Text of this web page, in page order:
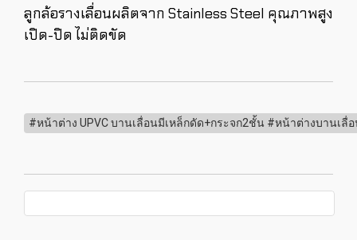
ลูกล้อรางเลื่อนผลิตจาก Stainless Steel คุณภาพสูง
เปิด-ปิด ไม่ติดขัด
#หน้าต่าง UPVC บานเลื่อนมีเหล็กดัด+กระจก2ชั้น #หน้าต่างบานเลื่